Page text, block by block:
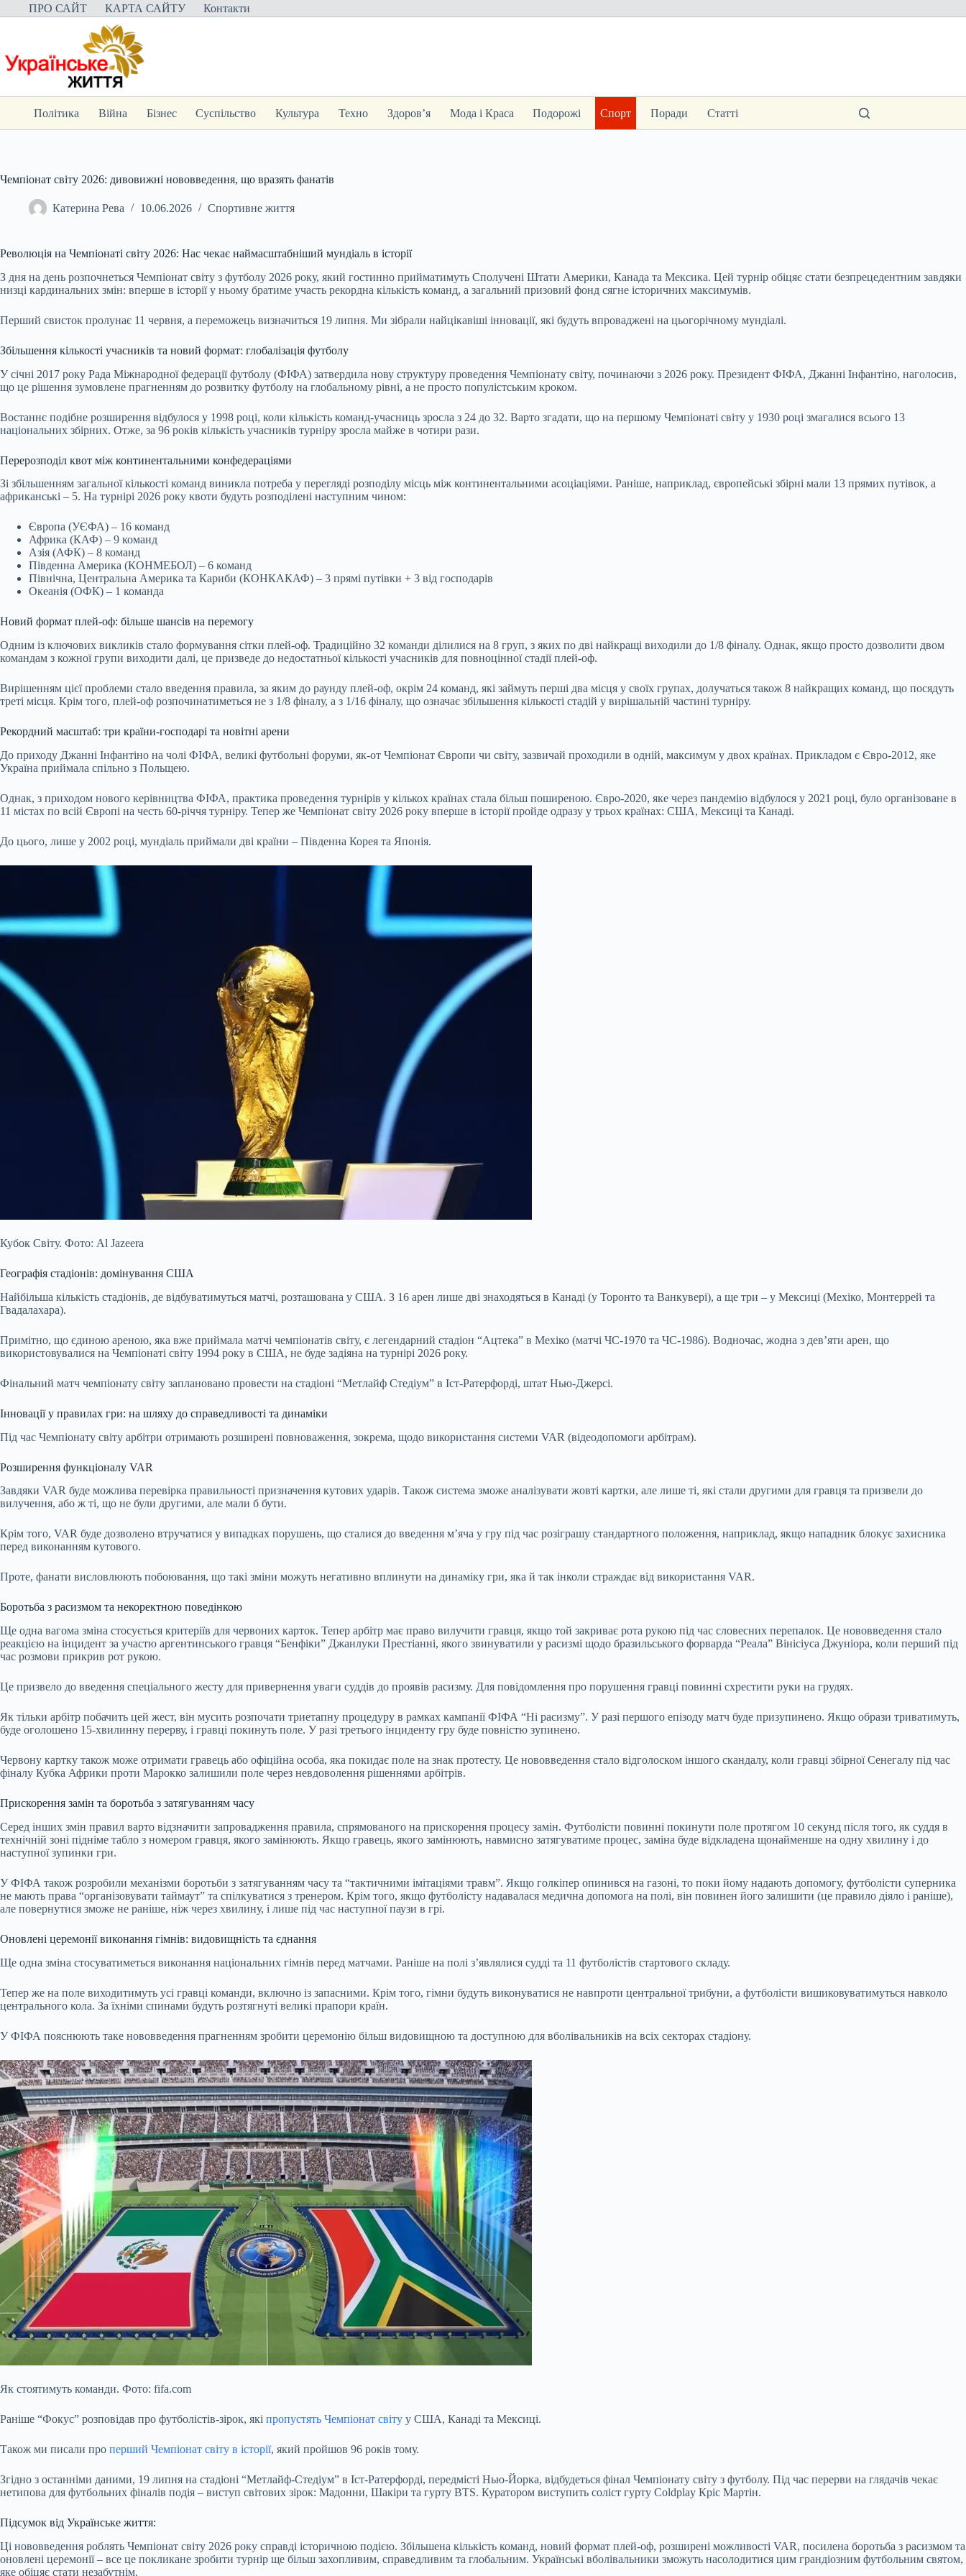
Перейти
до
ПРО САЙТ КАРТА САЙТУ Контакти
Політика Війна Бізнес Суспільство Культура Техно Здоров’я Мода і Краса Подорожі Спорт Поради Статті
Чемпіонат світу 2026: дивовижні нововведення, що вразять фанатів
Катерина Рева 10.06.2026 Спортивне життя
Революція на Чемпіонаті світу 2026: Нас чекає наймасштабніший мундіаль в історії
З дня на день розпочнеться Чемпіонат світу з футболу 2026 року, який гостинно прийматимуть Сполучені Штати Америки, Канада та Мексика. Цей турнір обіцяє стати безпрецедентним завдяки
низці кардинальних змін: вперше в історії у ньому братиме участь рекордна кількість команд, а загальний призовий фонд сягне історичних максимумів.
Перший свисток пролунає 11 червня, а переможець визначиться 19 липня. Ми зібрали найцікавіші інновації, які будуть впроваджені на цьогорічному мундіалі.
Збільшення кількості учасників та новий формат: глобалізація футболу
У січні 2017 року Рада Міжнародної федерації футболу (ФІФА) затвердила нову структуру проведення Чемпіонату світу, починаючи з 2026 року. Президент ФІФА, Джанні Інфантіно, наголосив,
що це рішення зумовлене прагненням до розвитку футболу на глобальному рівні, а не просто популістським кроком.
Востаннє подібне розширення відбулося у 1998 році, коли кількість команд-учасниць зросла з 24 до 32. Варто згадати, що на першому Чемпіонаті світу у 1930 році змагалися всього 13
національних збірних. Отже, за 96 років кількість учасників турніру зросла майже в чотири рази.
Перерозподіл квот між континентальними конфедераціями
Зі збільшенням загальної кількості команд виникла потреба у перегляді розподілу місць між континентальними асоціаціями. Раніше, наприклад, європейські збірні мали 13 прямих путівок, а
африканські – 5. На турнірі 2026 року квоти будуть розподілені наступним чином:
Європа (УЄФА) – 16 команд
Африка (КАФ) – 9 команд
Азія (АФК) – 8 команд
Південна Америка (КОНМЕБОЛ) – 6 команд
Північна, Центральна Америка та Кариби (КОНКАКАФ) – 3 прямі путівки + 3 від господарів
Океанія (ОФК) – 1 команда
Новий формат плей-оф: більше шансів на перемогу
Одним із ключових викликів стало формування сітки плей-оф. Традиційно 32 команди ділилися на 8 груп, з яких по дві найкращі виходили до 1/8 фіналу. Однак, якщо просто дозволити двом
командам з кожної групи виходити далі, це призведе до недостатньої кількості учасників для повноцінної стадії плей-оф.
Вирішенням цієї проблеми стало введення правила, за яким до раунду плей-оф, окрім 24 команд, які займуть перші два місця у своїх групах, долучаться також 8 найкращих команд, що посядуть
треті місця. Крім того, плей-оф розпочинатиметься не з 1/8 фіналу, а з 1/16 фіналу, що означає збільшення кількості стадій у вирішальній частині турніру.
Рекордний масштаб: три країни-господарі та новітні арени
До приходу Джанні Інфантіно на чолі ФІФА, великі футбольні форуми, як-от Чемпіонат Європи чи світу, зазвичай проходили в одній, максимум у двох країнах. Прикладом є Євро-2012, яке
Україна приймала спільно з Польщею.
Однак, з приходом нового керівництва ФІФА, практика проведення турнірів у кількох країнах стала більш поширеною. Євро-2020, яке через пандемію відбулося у 2021 році, було організоване в
11 містах по всій Європі на честь 60-річчя турніру. Тепер же Чемпіонат світу 2026 року вперше в історії пройде одразу у трьох країнах: США, Мексиці та Канаді.
До цього, лише у 2002 році, мундіаль приймали дві країни – Південна Корея та Японія.
Кубок Світу. Фото: Al Jazeera
Географія стадіонів: домінування США
Найбільша кількість стадіонів, де відбуватимуться матчі, розташована у США. З 16 арен лише дві знаходяться в Канаді (у Торонто та Ванкувері), а ще три – у Мексиці (Мехіко, Монтеррей та
Гвадалахара).
Примітно, що єдиною ареною, яка вже приймала матчі чемпіонатів світу, є легендарний стадіон “Ацтека” в Мехіко (матчі ЧС-1970 та ЧС-1986). Водночас, жодна з дев’яти арен, що
використовувалися на Чемпіонаті світу 1994 року в США, не буде задіяна на турнірі 2026 року.
Фінальний матч чемпіонату світу заплановано провести на стадіоні “Метлайф Стедіум” в Іст-Ратерфорді, штат Нью-Джерсі.
Інновації у правилах гри: на шляху до справедливості та динаміки
Під час Чемпіонату світу арбітри отримають розширені повноваження, зокрема, щодо використання системи VAR (відеодопомоги арбітрам).
Розширення функціоналу VAR
Завдяки VAR буде можлива перевірка правильності призначення кутових ударів. Також система зможе аналізувати жовті картки, але лише ті, які стали другими для гравця та призвели до
вилучення, або ж ті, що не були другими, але мали б бути.
Крім того, VAR буде дозволено втручатися у випадках порушень, що сталися до введення м’яча у гру під час розіграшу стандартного положення, наприклад, якщо нападник блокує захисника
перед виконанням кутового.
Проте, фанати висловлюють побоювання, що такі зміни можуть негативно вплинути на динаміку гри, яка й так інколи страждає від використання VAR.
Боротьба з расизмом та некоректною поведінкою
Ще одна вагома зміна стосується критеріїв для червоних карток. Тепер арбітр має право вилучити гравця, якщо той закриває рота рукою під час словесних перепалок. Це нововведення стало
реакцією на інцидент за участю аргентинського гравця “Бенфіки” Джанлуки Престіанні, якого звинуватили у расизмі щодо бразильського форварда “Реала” Вінісіуса Джуніора, коли перший під
час розмови прикрив рот рукою.
Це призвело до введення спеціального жесту для привернення уваги суддів до проявів расизму. Для повідомлення про порушення гравці повинні схрестити руки на грудях.
Як тільки арбітр побачить цей жест, він мусить розпочати триетапну процедуру в рамках кампанії ФІФА “Ні расизму”. У разі першого епізоду матч буде призупинено. Якщо образи триватимуть,
буде оголошено 15-хвилинну перерву, і гравці покинуть поле. У разі третього інциденту гру буде повністю зупинено.
Червону картку також може отримати гравець або офіційна особа, яка покидає поле на знак протесту. Це нововведення стало відголоском іншого скандалу, коли гравці збірної Сенегалу під час
фіналу Кубка Африки проти Марокко залишили поле через невдоволення рішеннями арбітрів.
Прискорення замін та боротьба з затягуванням часу
Серед інших змін правил варто відзначити запровадження правила, спрямованого на прискорення процесу замін. Футболісти повинні покинути поле протягом 10 секунд після того, як суддя в
технічній зоні підніме табло з номером гравця, якого замінюють. Якщо гравець, якого замінюють, навмисно затягуватиме процес, заміна буде відкладена щонайменше на одну хвилину і до
наступної зупинки гри.
У ФІФА також розробили механізми боротьби з затягуванням часу та “тактичними імітаціями травм”. Якщо голкіпер опинився на газоні, то поки йому надають допомогу, футболісти суперника
не мають права “організовувати таймаут” та спілкуватися з тренером. Крім того, якщо футболісту надавалася медична допомога на полі, він повинен його залишити (це правило діяло і раніше),
але повернутися зможе не раніше, ніж через хвилину, і лише під час наступної паузи в грі.
Оновлені церемонії виконання гімнів: видовищність та єднання
Ще одна зміна стосуватиметься виконання національних гімнів перед матчами. Раніше на полі з’являлися судді та 11 футболістів стартового складу.
Тепер же на поле виходитимуть усі гравці команди, включно із запасними. Крім того, гімни будуть виконуватися не навпроти центральної трибуни, а футболісти вишиковуватимуться навколо
центрального кола. За їхніми спинами будуть розтягнуті великі прапори країн.
У ФІФА пояснюють таке нововведення прагненням зробити церемонію більш видовищною та доступною для вболівальників на всіх секторах стадіону.
Як стоятимуть команди. Фото: fifa.com
Раніше “Фокус” розповідав про футболістів-зірок, які пропустять Чемпіонат світу у США, Канаді та Мексиці.
Також ми писали про перший Чемпіонат світу в історії, який пройшов 96 років тому.
Згідно з останніми даними, 19 липня на стадіоні “Метлайф-Стедіум” в Іст-Ратерфорді, передмісті Нью-Йорка, відбудеться фінал Чемпіонату світу з футболу. Під час перерви на глядачів чекає
нетипова для футбольних фіналів подія – виступ світових зірок: Мадонни, Шакіри та гурту BTS. Куратором виступить соліст гурту Coldplay Кріс Мартін.
Підсумок від Українське життя:
Ці нововведення роблять Чемпіонат світу 2026 року справді історичною подією. Збільшена кількість команд, новий формат плей-оф, розширені можливості VAR, посилена боротьба з расизмом та
оновлені церемонії – все це покликане зробити турнір ще більш захопливим, справедливим та глобальним. Українські вболівальники зможуть насолодитися цим грандіозним футбольним святом,
яке обіцяє стати незабутнім.